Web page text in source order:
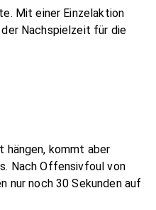
Mit einer Einzelaktion
Nachspielzeit für die
hängen, kommt aber
Nach Offensivfoul von
nur noch 30 Sekunden auf